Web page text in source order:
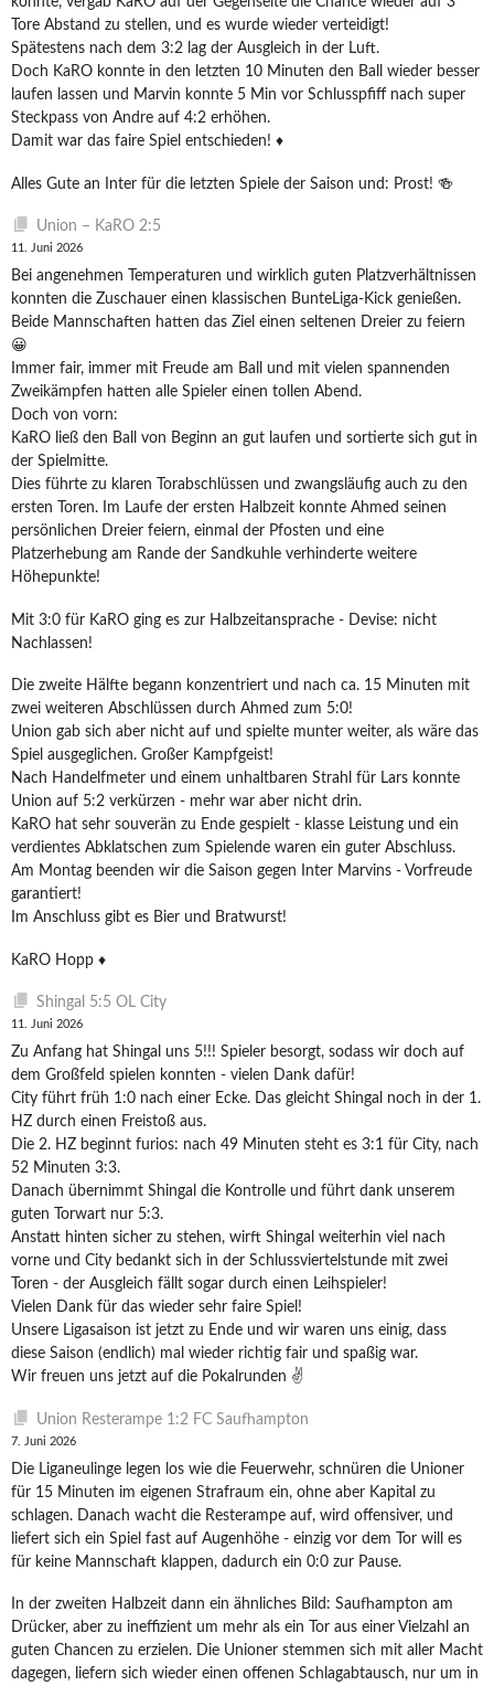
Tore Abstand zu stellen, und es wurde wieder verteidigt!
Spätestens nach dem 3:2 lag der Ausgleich in der Luft.
Doch KaRO konnte in den letzten 10 Minuten den Ball wieder besser
laufen lassen und Marvin konnte 5 Min vor Schlusspfiff nach super
Steckpass von Andre auf 4:2 erhöhen.
Damit war das faire Spiel entschieden! ♦️
Alles Gute an Inter für die letzten Spiele der Saison und: Prost! 🍻
Union – KaRO 2:5
11. Juni 2026
Bei angenehmen Temperaturen und wirklich guten Platzverhältnissen
konnten die Zuschauer einen klassischen BunteLiga-Kick genießen.
Beide Mannschaften hatten das Ziel einen seltenen Dreier zu feiern
😀
Immer fair, immer mit Freude am Ball und mit vielen spannenden
Zweikämpfen hatten alle Spieler einen tollen Abend.
Doch von vorn:
KaRO ließ den Ball von Beginn an gut laufen und sortierte sich gut in
der Spielmitte.
Dies führte zu klaren Torabschlüssen und zwangsläufig auch zu den
ersten Toren. Im Laufe der ersten Halbzeit konnte Ahmed seinen
persönlichen Dreier feiern, einmal der Pfosten und eine
Platzerhebung am Rande der Sandkuhle verhinderte weitere
Höhepunkte!
Mit 3:0 für KaRO ging es zur Halbzeitansprache - Devise: nicht
Nachlassen!
Die zweite Hälfte begann konzentriert und nach ca. 15 Minuten mit
zwei weiteren Abschlüssen durch Ahmed zum 5:0!
Union gab sich aber nicht auf und spielte munter weiter, als wäre das
Spiel ausgeglichen. Großer Kampfgeist!
Nach Handelfmeter und einem unhaltbaren Strahl für Lars konnte
Union auf 5:2 verkürzen - mehr war aber nicht drin.
KaRO hat sehr souverän zu Ende gespielt - klasse Leistung und ein
verdientes Abklatschen zum Spielende waren ein guter Abschluss.
Am Montag beenden wir die Saison gegen Inter Marvins - Vorfreude
garantiert!
Im Anschluss gibt es Bier und Bratwurst!
KaRO Hopp ♦️
Shingal 5:5 OL City
11. Juni 2026
Zu Anfang hat Shingal uns 5!!! Spieler besorgt, sodass wir doch auf
dem Großfeld spielen konnten - vielen Dank dafür!
City führt früh 1:0 nach einer Ecke. Das gleicht Shingal noch in der 1.
HZ durch einen Freistoß aus.
Die 2. HZ beginnt furios: nach 49 Minuten steht es 3:1 für City, nach
52 Minuten 3:3.
Danach übernimmt Shingal die Kontrolle und führt dank unserem
guten Torwart nur 5:3.
Anstatt hinten sicher zu stehen, wirft Shingal weiterhin viel nach
vorne und City bedankt sich in der Schlussviertelstunde mit zwei
Toren - der Ausgleich fällt sogar durch einen Leihspieler!
Vielen Dank für das wieder sehr faire Spiel!
Unsere Ligasaison ist jetzt zu Ende und wir waren uns einig, dass
diese Saison (endlich) mal wieder richtig fair und spaßig war.
Wir freuen uns jetzt auf die Pokalrunden ✌️
Union Resterampe 1:2 FC Saufhampton
7. Juni 2026
Die Liganeulinge legen los wie die Feuerwehr, schnüren die Unioner
für 15 Minuten im eigenen Strafraum ein, ohne aber Kapital zu
schlagen. Danach wacht die Resterampe auf, wird offensiver, und
liefert sich ein Spiel fast auf Augenhöhe - einzig vor dem Tor will es
für keine Mannschaft klappen, dadurch ein 0:0 zur Pause.
In der zweiten Halbzeit dann ein ähnliches Bild: Saufhampton am
Drücker, aber zu ineffizient um mehr als ein Tor aus einer Vielzahl an
guten Chancen zu erzielen. Die Unioner stemmen sich mit aller Macht
dagegen, liefern sich wieder einen offenen Schlagabtausch, nur um in